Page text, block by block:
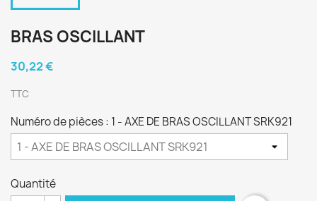
BRAS OSCILLANT
30,22 €
TTC
Numéro de pièces : 1 - AXE DE BRAS OSCILLANT SRK921
Quantité